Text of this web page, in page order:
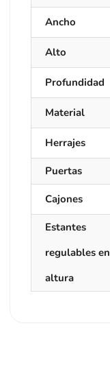
Ancho
Alto
Profundidad
Material
Herrajes
Puertas
Cajones
Estantes
regulables en
altura